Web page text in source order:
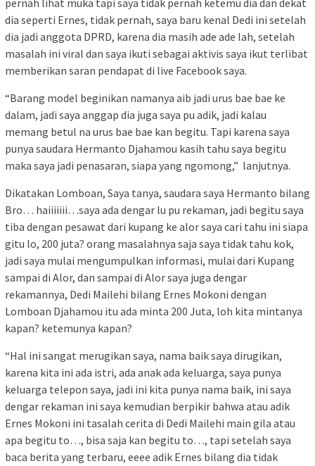
pernah lihat muka tapi saya tidak pernah ketemu dia dan dekat
dia seperti Ernes, tidak pernah, saya baru kenal Dedi ini setelah
dia jadi anggota DPRD, karena dia masih ade ade lah, setelah
masalah ini viral dan saya ikuti sebagai aktivis saya ikut terlibat
memberikan saran pendapat di live Facebook saya.
“Barang model beginikan namanya aib jadi urus bae bae ke
dalam, jadi saya anggap dia juga saya pu adik, jadi kalau
memang betul na urus bae bae kan begitu. Tapi karena saya
punya saudara Hermanto Djahamou kasih tahu saya begitu
maka saya jadi penasaran, siapa yang ngomong,” lanjutnya.
Dikatakan Lomboan, Saya tanya, saudara saya Hermanto bilang
Bro… haiiiiiii…saya ada dengar lu pu rekaman, jadi begitu saya
tiba dengan pesawat dari kupang ke alor saya cari tahu ini siapa
gitu lo, 200 juta? orang masalahnya saja saya tidak tahu kok,
jadi saya mulai mengumpulkan informasi, mulai dari Kupang
sampai di Alor, dan sampai di Alor saya juga dengar
rekamannya, Dedi Mailehi bilang Ernes Mokoni dengan
Lomboan Djahamou itu ada minta 200 Juta, loh kita mintanya
kapan? ketemunya kapan?
“Hal ini sangat merugikan saya, nama baik saya dirugikan,
karena kita ini ada istri, ada anak ada keluarga, saya punya
keluarga telepon saya, jadi ini kita punya nama baik, ini saya
dengar rekaman ini saya kemudian berpikir bahwa atau adik
Ernes Mokoni ini tasalah cerita di Dedi Mailehi main gila atau
apa begitu to…, bisa saja kan begitu to…, tapi setelah saya
baca berita yang terbaru, eeee adik Ernes bilang dia tidak